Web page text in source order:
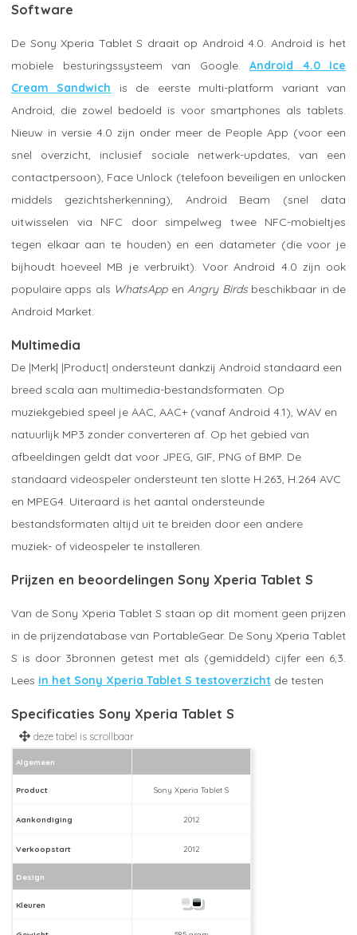
Software
De Sony Xperia Tablet S draait op Android 4.0. Android is het
mobiele besturingssysteem van Google. Android 4.0 Ice
Cream Sandwich is de eerste multi-platform variant van
Android, die zowel bedoeld is voor smartphones als tablets.
Nieuw in versie 4.0 zijn onder meer de People App (voor een
snel overzicht, inclusief sociale netwerk-updates, van een
contactpersoon), Face Unlock (telefoon beveiligen en unlocken
middels gezichtsherkenning), Android Beam (snel data
uitwisselen via NFC door simpelweg twee NFC-mobieltjes
tegen elkaar aan te houden) en een datameter (die voor je
bijhoudt hoeveel MB je verbruikt). Voor Android 4.0 zijn ook
populaire apps als WhatsAppen Angry Birdsbeschikbaar in de
Android Market.
Multimedia
De |Merk| |Product| ondersteunt dankzij Android standaard een
breed scala aan multimedia-bestandsformaten. Op
muziekgebied speel je AAC, AAC+ (vanaf Android 4.1), WAV en
natuurlijk MP3 zonder converteren af. Op het gebied van
afbeeldingen geldt dat voor JPEG, GIF, PNG of BMP. De
standaard videospeler ondersteunt ten slotte H.263, H.264 AVC
en MPEG4. Uiteraard is het aantal ondersteunde
bestandsformaten altijd uit te breiden door een andere
muziek- of videospeler te installeren.
Prijzen en beoordelingen Sony Xperia Tablet S
Van de Sony Xperia Tablet S staan op dit moment geen prijzen
in de prijzendatabase van PortableGear. De Sony Xperia Tablet
S is door 3bronnen getest met als (gemiddeld) cijfer een 6,3.
Lees in het Sony Xperia Tablet S testoverzicht de testen
Specificaties Sony Xperia Tablet S
Algemeen
Product Sony Xperia Tablet S
Aankondiging 2012
Verkoopstart 2012
Design
Kleuren